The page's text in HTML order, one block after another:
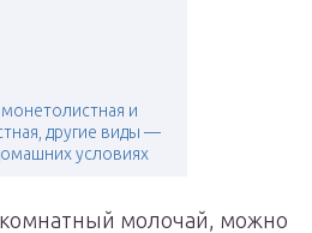
и
другие виды —
условиях
молочай, можно